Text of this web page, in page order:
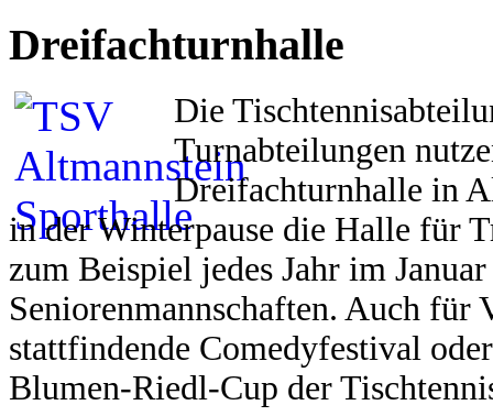
Dreifachturnhalle
Die
Turnabteilungen
Dreifachturnhalle in
in der Winterpause die Halle für
zum Beispiel jedes Jahr im
Seniorenmannschaften. Auch für
stattfindende Comedyfestival
Blumen-Riedl-Cup der